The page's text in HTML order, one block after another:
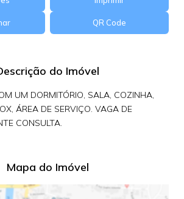
QR Code
do Imóvel
UM DORMITÓRIO, SALA, COZINHA,
ÁREA DE SERVIÇO. VAGA DE
CONSULTA.
Mapa do Imóvel